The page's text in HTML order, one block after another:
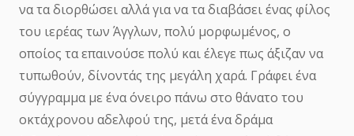
να τα διορθώσει αλλά για να τα διαβάσει ένας φίλος
του ιερέας των Άγγλων, πολύ μορφωμένος, ο
οποίος τα επαινούσε πολύ και έλεγε πως άξιζαν να
τυπωθούν, δίνοντάς της μεγάλη χαρά. Γράφει ένα
σύγγραμμα με ένα όνειρο πάνω στο θάνατο του
οκτάχρονου αδελφού της, μετά ένα δράμα